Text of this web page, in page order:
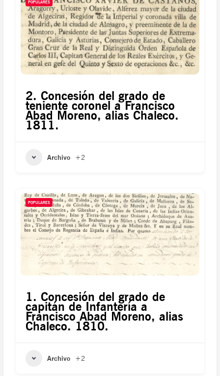
POPULARES
2. Concesión del grado de
teniente coronel a Francisco
Abad Moreno, alias Chaleco.
1811.
Archivo +2
POPULARES
1. Concesión del grado de
capitán de Infantería a
Francisco Abad Moreno, alias
Chaleco. 1810.
Archivo +2